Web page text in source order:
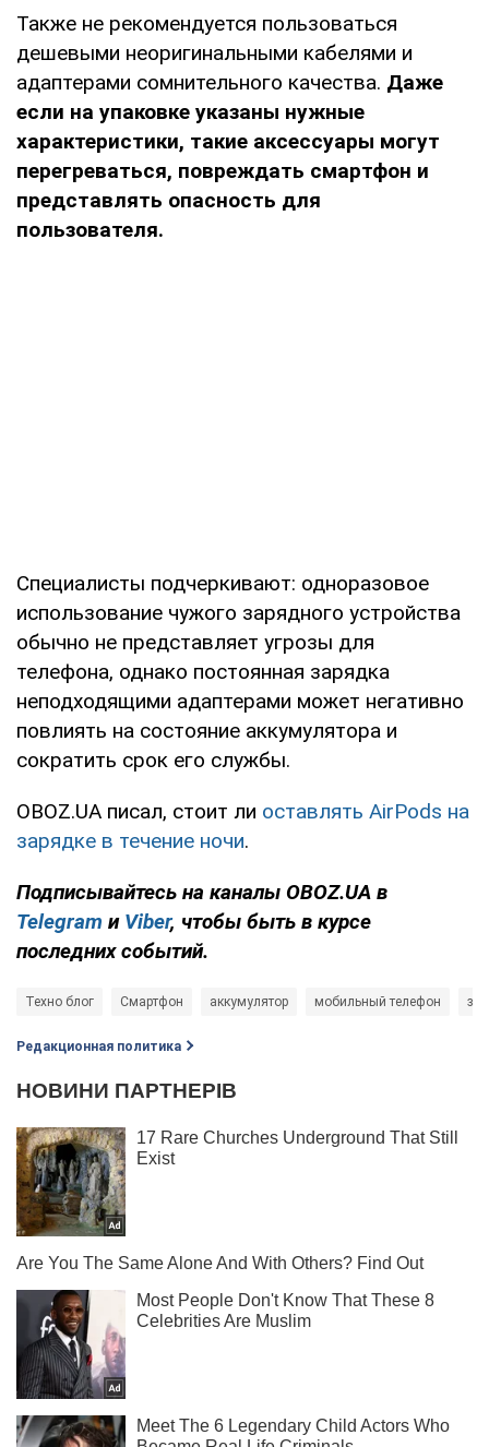
Также не рекомендуется пользоваться
дешевыми неоригинальными кабелями и
адаптерами сомнительного качества. Даже
если на упаковке указаны нужные
характеристики, такие аксессуары могут
перегреваться, повреждать смартфон и
представлять опасность для
пользователя.
Специалисты подчеркивают: одноразовое
использование чужого зарядного устройства
обычно не представляет угрозы для
телефона, однако постоянная зарядка
неподходящими адаптерами может негативно
повлиять на состояние аккумулятора и
сократить срок его службы.
OBOZ.UA писал, стоит ли оставлять AirPods на
зарядке в течение ночи.
Подписывайтесь на каналы OBOZ.UA в
Telegram и Viber, чтобы быть в курсе
последних событий.
Техно блог Смартфон аккумулятор мобильный телефон
Редакционная политика